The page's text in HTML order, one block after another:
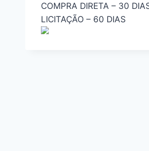
COMPRA DIRETA – 30
LICITAÇÃO – 60 DIAS